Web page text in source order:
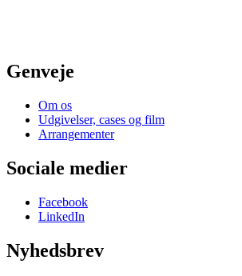
Genveje
Om os
Udgivelser, cases og film
Arrangementer
Sociale medier
Facebook
LinkedIn
Nyhedsbrev